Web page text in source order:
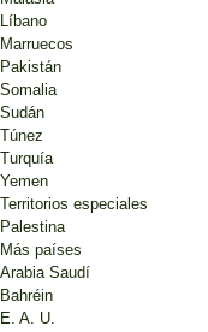
Líbano
Marruecos
Pakistán
Somalia
Sudán
Túnez
Turquía
Yemen
Territorios especiales
Palestina
Más países
Arabia Saudí
Bahréin
E. A. U.